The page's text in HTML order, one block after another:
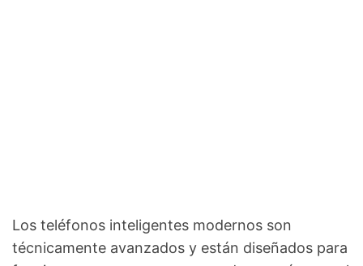
Los teléfonos inteligentes modernos son
técnicamente avanzados y están diseñados para